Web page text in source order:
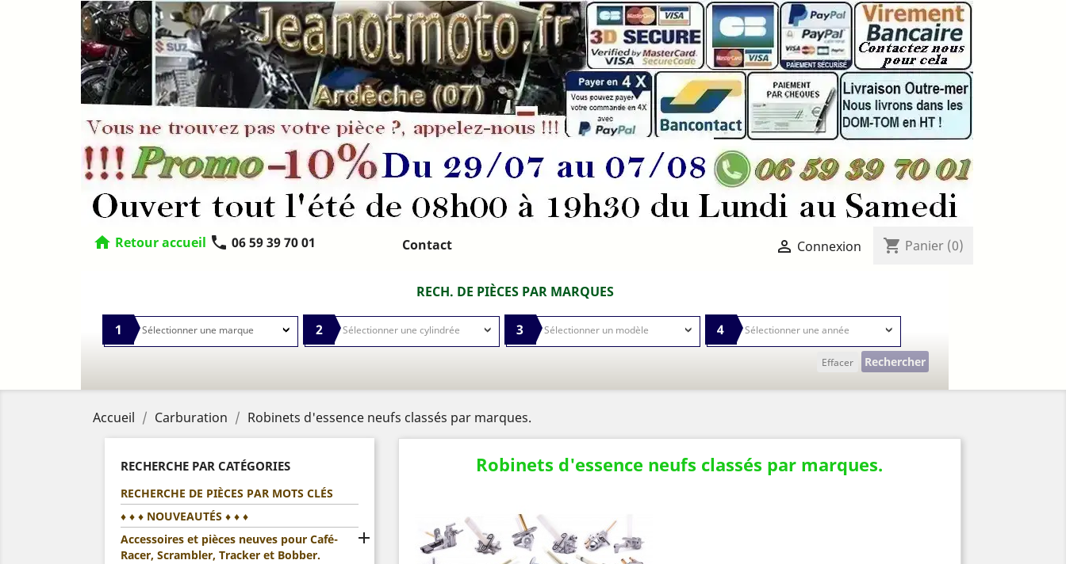
home Retour accueil phone 06 59 39 70 01 Contact  Connexion shopping_cart Panier (0)
RECH. DE PIÈCES PAR MARQUES
1 2 3 4
Effacer Rechercher
Accueil Carburation Robinets d'essence neufs classés par marques.
RECHERCHE PAR CATÉGORIES
RECHERCHE DE PIÈCES PAR MOTS CLÉS
♦ ♦ ♦ NOUVEAUTÉS ♦ ♦ ♦
Accessoires et pièces neuves pour Café-
Racer, Scrambler, Tracker et Bobber.

Robinets d'essence neufs classés par marques.